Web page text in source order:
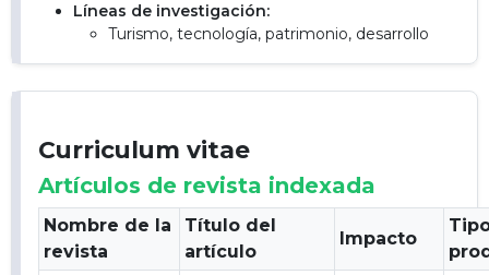
Líneas de investigación:
Turismo, tecnología, patrimonio, desarrollo
Curriculum vitae
Artículos de revista indexada
Nombre de la
revista
Título del
artículo
Impacto